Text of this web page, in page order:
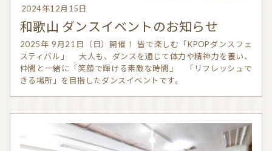
2024年12月15日
和歌山 ダンスイベントのお知らせ
2025年 9月21日（日）開催！ 皆で楽しむ「KPOPダンスフェ
スティバル」 大人も、ダンスを通じて体力や精神力を養い、
仲間と一緒に「笑顔で輝ける素敵な時間」 「リフレッシュで
きる場所」を目指したダンスイベントです。